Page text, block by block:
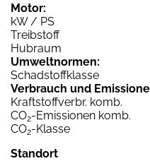
Motor:
kW / PS
Treibstoff
Hubraum
Umweltnormen:
Schadstoffklasse
Verbrauch und
Kraftstoffverbr. komb.
CO2-Emissionen komb.
CO2-Klasse
Standort